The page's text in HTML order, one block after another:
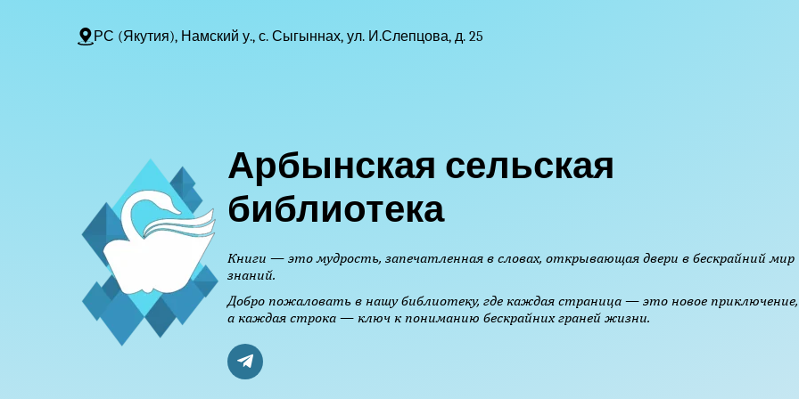
РС (Якутия), Намский у., с. Сыгыннах, ул. И.Слепцова, д. 25
Арбынская сельская
библиотека
Книги — это мудрость, запечатленная в словах, открывающая двери в бескрайний мир
знаний.
Добро пожаловать в нашу библиотеку, где каждая страница — это новое приключение,
а каждая строка — ключ к пониманию бескрайних граней жизни.